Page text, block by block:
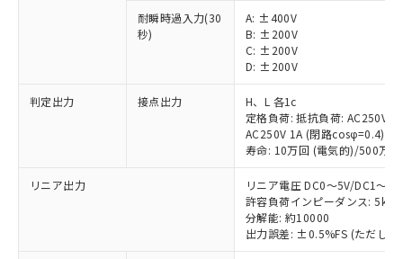
耐瞬時過入力(30
秒)
A: ±400V
B: ±200V
C: ±200V
D: ±200V
判定出力 接点出力
H、L 各1c
定格負荷: 抵抗負荷: AC250V
AC250V 1A (閉路cosφ=0.4)/
寿命: 10万回 (電気的)/500万
リニア出力
リニア電圧 DC0～5V/DC1～
許容負荷インピーダンス: 5kΩ
分解能: 約10000
出力誤差: ±0.5%FS (ただし
対応済み：EU RoHS指令（10物質）の
非含有に対応した製品が提供可能な商品で
対応予定：EU RoHS指令（10物質）の非含